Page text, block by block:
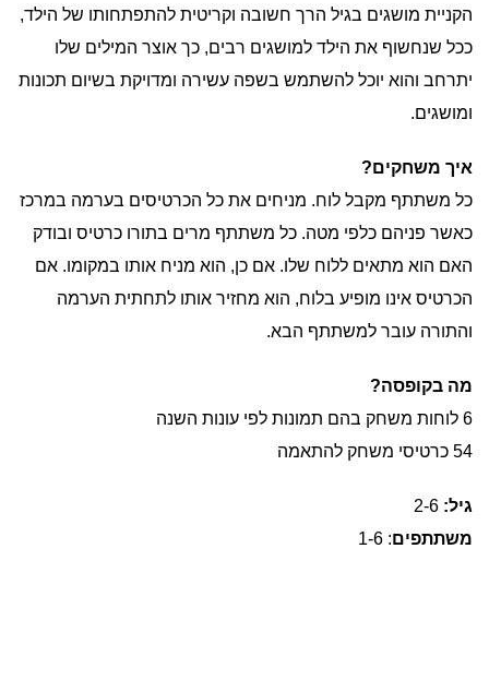
הקניית מושגים בגיל הרך חשובה וקריטית להתפתחותו של הילד,
ככל שנחשוף את הילד למושגים רבים, כך אוצר המילים שלו
יתרחב והוא יוכל להשתמש בשפה עשירה ומדויקת בשיום תכונות
ומושגים.
איך משחקים?
כל משתתף מקבל לוח. מניחים את כל הכרטיסים בערמה במרכז
כאשר פניהם כלפי מטה. כל משתתף מרים בתורו כרטיס ובודק
האם הוא מתאים ללוח שלו. אם כן, הוא מניח אותו במקומו. אם
הכרטיס אינו מופיע בלוח, הוא מחזיר אותו לתחתית הערמה
והתורה עובר למשתתף הבא.
מה בקופסה?
6 לוחות משחק בהם תמונות לפי עונות השנה
54 כרטיסי משחק להתאמה
גיל: 2-6
משתתפים: 1-6